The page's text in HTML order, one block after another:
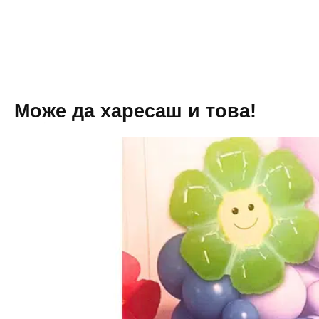
Може да харесаш и това!